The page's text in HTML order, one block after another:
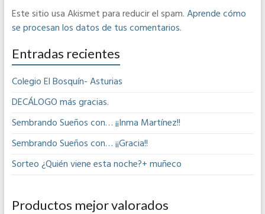
Este sitio usa Akismet para reducir el spam.Aprende cómo
se procesan los datos de tus comentarios.
Entradas recientes
Colegio El Bosquín- Asturias
DECÁLOGO más gracias.
Sembrando Sueños con… ¡¡Inma Martínez!!
Sembrando Sueños con… ¡¡Gracia!!
Sorteo ¿Quién viene esta noche?+ muñeco
Productos mejor valorados